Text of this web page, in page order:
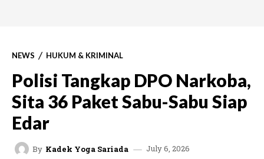
NEWS HUKUM & KRIMINAL
Polisi Tangkap DPO Narkoba,
Sita 36 Paket Sabu-Sabu Siap
Edar
By Kadek Yoga Sariada July 6, 2026